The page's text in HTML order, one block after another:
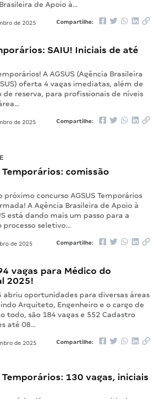
de Apoio à…
de 2025 Compartilhe:
SAIU! Iniciais de até
A AGSUS (Agência Brasileira
oferta 4 vagas imediatas, além de
reserva, para profissionais de níveis
de 2025 Compartilhe:
Temporários: comissão
próximo concurso AGSUS Temporários
A Agência Brasileira de Apoio à
está dando mais um passo para a
processo seletivo…
de 2025 Compartilhe:
vagas para Médico do
2025!
abriu oportunidades para diversas áreas
Arquiteto, Engenheiro e o cargo de
todo, são 184 vagas e 552 Cadastro
até 08…
de 2025 Compartilhe:
Temporários: 130 vagas, iniciais